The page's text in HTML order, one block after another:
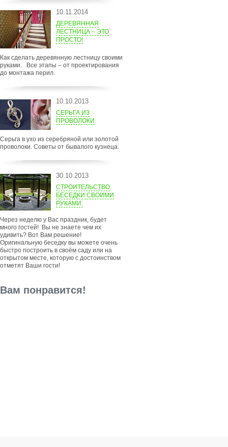
10.11.2014
ДЕРЕВЯННАЯ
ЛЕСТНИЦА – ЭТО
ПРОСТО!
Как сделать деревянную лестницу своими
руками. Все этапы – от проектирования
до монтажа перил.
10.10.2013
СЕРЬГА ИЗ
ПРОВОЛОКИ
Серьга в ухо из серебряной или золотой
проволоки. Советы от бывалого кузнеца.
30.10.2013
СТРОИТЕЛЬСТВО
БЕСЕДКИ СВОИМИ
РУКАМИ.
Через неделю у Вас праздник, будет
много гостей! Вы не знаете чем их
удивить? Вот Вам решение!
Оригинальную беседку вы можете очень
быстро построить в своём саду или на
открытом месте, которую с достоинством
отметят Ваши гости!
Вам понравится!